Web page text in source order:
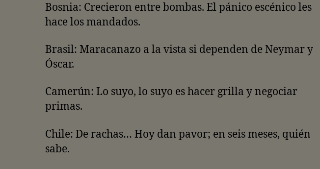
Bosnia: Crecieron entre bombas. El pánico escénico les
hace los mandados.
Brasil: Maracanazo a la vista si dependen de Neymar y
Óscar.
Camerún: Lo suyo, lo suyo es hacer grilla y negociar
primas.
Chile: De rachas… Hoy dan pavor; en seis meses, quién
sabe.